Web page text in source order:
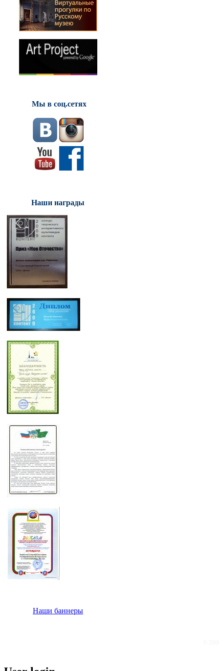
Мы в соц.сетях
Наши награды
Наши баннеры